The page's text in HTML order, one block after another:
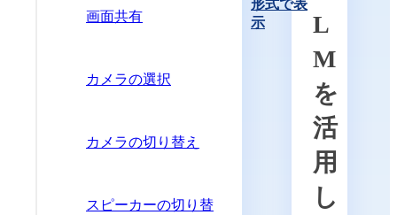
画面共有
カメラの選択
カメラの切り替え
スピーカーの切り替
形式で表
示
L
M
を
活
用
し